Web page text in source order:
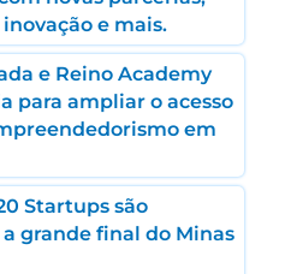
e mais.
e Reino Academy
para ampliar o acesso
em
Startups são
grande final do Minas